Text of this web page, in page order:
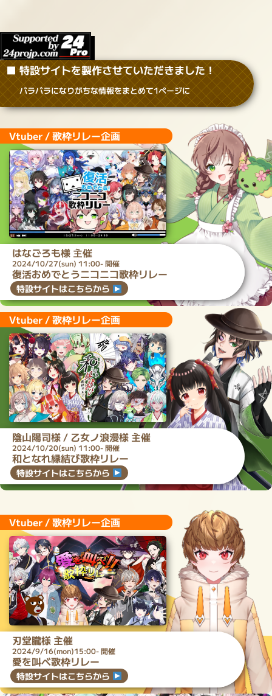
■ 特設サイトを製作させていただきました！
バラバラになりがちな情報をまとめて1ページに
Vtuber / 歌枠リレー企画
はなごろも様 主催
2024/10/27(sun) 11:00- 開催
復活おめでとうニコニコ歌枠リレー
特設サイトはこちらから
Vtuber / 歌枠リレー企画
陰山陽司様 / 乙女ノ浪漫様 主催
2024/10/20(sun) 11:00- 開催
和となれ縁結び歌枠リレー
特設サイトはこちらから
Vtuber / 歌枠リレー企画
刃堂朧様 主催
2024/9/16(mon)15:00- 開催
愛を叫べ歌枠リレー
特設サイトはこちらから